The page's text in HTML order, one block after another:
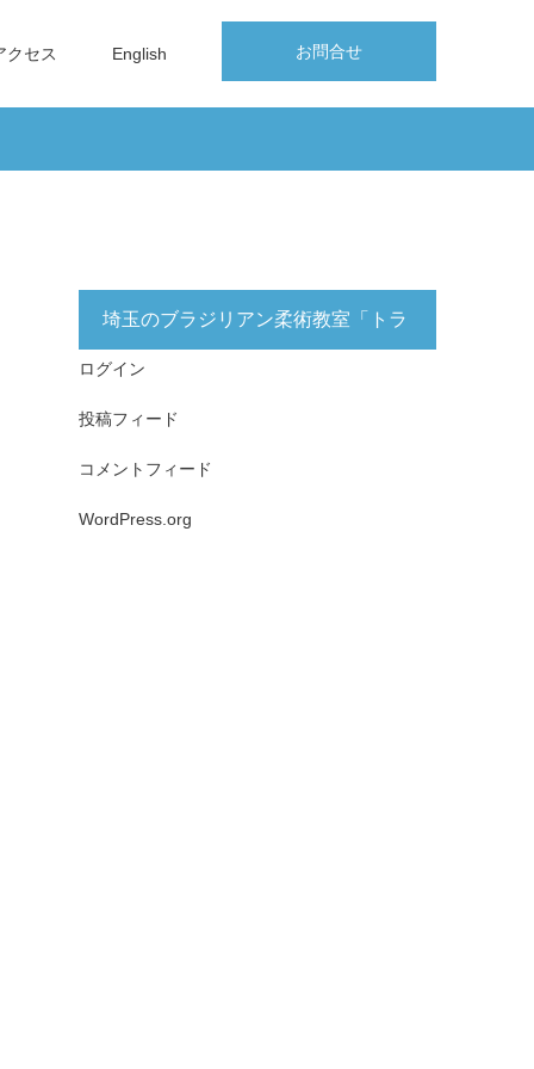
お問合せ
クセス English
埼玉のブラジリアン柔術教室「トラ
イフォース志木」無料体験実施中！
ログイン
投稿フィード
コメントフィード
WordPress.org